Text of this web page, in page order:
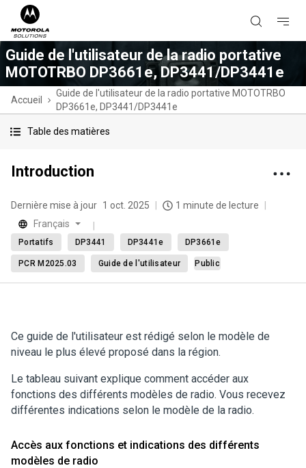
Guide de l'utilisateur de la radio portative
MOTOTRBO DP3661e, DP3441/DP3441e
Accueil
Guide de l'utilisateur de la radio portative MOTOTRBO
DP3661e, DP3441/DP3441e
Table des matières
Introduction
Dernière mise à jour 1 oct. 2025
1 minute de lecture
Français
Portatifs DP3441 DP3441e DP3661e
PCR M2025.03 Guide de l'utilisateur Public
Ce guide de l'utilisateur est rédigé selon le modèle de
niveau le plus élevé proposé dans la région.
Le tableau suivant explique comment accéder aux
fonctions des différents modèles de radio. Vous recevez
différentes indications selon le modèle de la radio.
Accès aux fonctions et indications des différents
modèles de radio